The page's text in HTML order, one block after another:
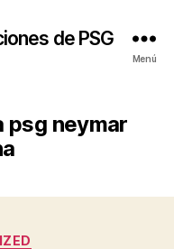
de PSG
Menú
psg neymar